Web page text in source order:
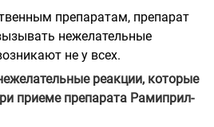
препаратам, препарат
нежелательные
не у всех.
реакции, которые
приеме препарата Рамиприл-